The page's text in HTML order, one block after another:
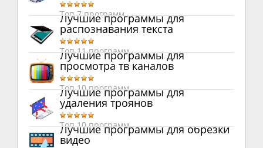
Топ 7 программ
Лучшие программы для
распознавания текста
Топ 11 программ
Лучшие программы для
просмотра тв каналов
Топ 10 программ
Лучшие программы для
удаления троянов
Топ 10 программ
Лучшие программы для обрезки
видео